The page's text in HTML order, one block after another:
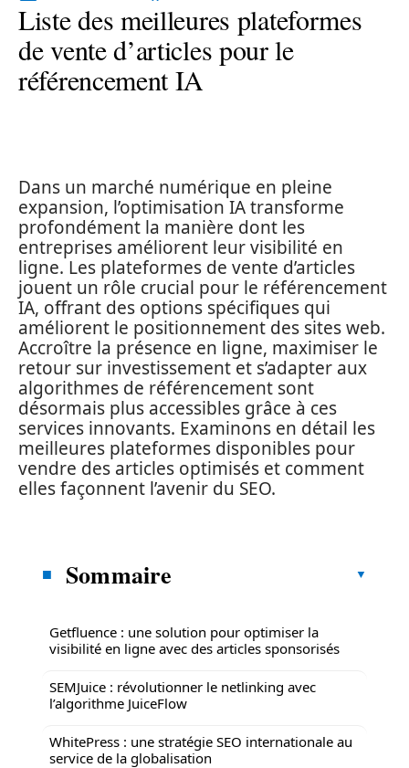
Liste des meilleures plateformes
de vente d’articles pour le
référencement IA
Dans un marché numérique en pleine
expansion, l’optimisation IA transforme
profondément la manière dont les
entreprises améliorent leur visibilité en
ligne. Les plateformes de vente d’articles
jouent un rôle crucial pour le référencement
IA, offrant des options spécifiques qui
améliorent le positionnement des sites web.
Accroître la présence en ligne, maximiser le
retour sur investissement et s’adapter aux
algorithmes de référencement sont
désormais plus accessibles grâce à ces
services innovants. Examinons en détail les
meilleures plateformes disponibles pour
vendre des articles optimisés et comment
elles façonnent l’avenir du SEO.
Sommaire
Getfluence : une solution pour optimiser la
visibilité en ligne avec des articles sponsorisés
SEMJuice : révolutionner le netlinking avec
l’algorithme JuiceFlow
WhitePress : une stratégie SEO internationale au
service de la globalisation